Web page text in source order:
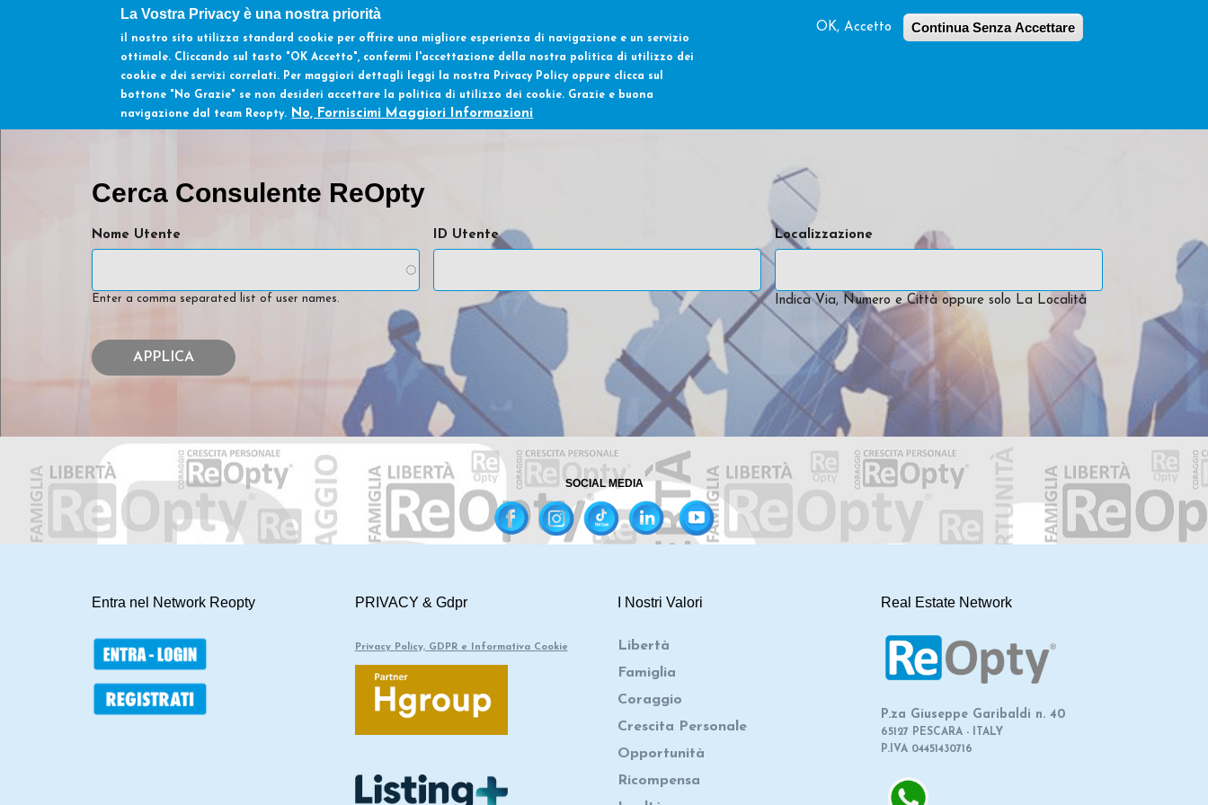
La Vostra Privacy è una nostra priorità
il nostro sito utilizza standard cookie per offrire una migliore esperienza di navigazione e un servizio
ottimale. Cliccando sul tasto "OK Accetto", confermi l'accettazione della nostra politica di utilizzo dei
cookie e dei servizi correlati. Per maggiori dettagli leggi la nostra Privacy Policy oppure clicca sul
bottone "No Grazie" se non desideri accettare la politica di utilizzo dei cookie. Grazie e buona
navigazione dal team Reopty. No, Forniscimi Maggiori Informazioni
OK, Accetto Continua Senza Accettare
Salta al contenuto principale
Menu principale Home Soluzioni ReOpty
Cerca Consulente ReOpty
Nome Utente
Enter a comma separated list of user names.
ID Utente Localizzazione
Indica Via, Numero e Città oppure solo La Località
SOCIAL MEDIA
Entra nel Network Reopty PRIVACY & Gdpr
Privacy Policy, GDPR e Informativa Cookie
I Nostri Valori
Libertà
Famiglia
Coraggio
Crescita Personale
Opportunità
Ricompensa
Real Estate Network
P.za Giuseppe Garibaldi n. 40
65127 PESCARA - ITALY
P.IVA 04451430716